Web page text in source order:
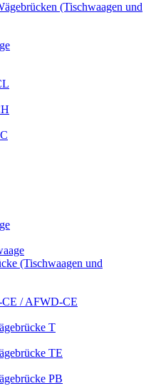
(Tischwaagen und
(Tischwaagen und
CE / AFWD-CE
T
TE
PB